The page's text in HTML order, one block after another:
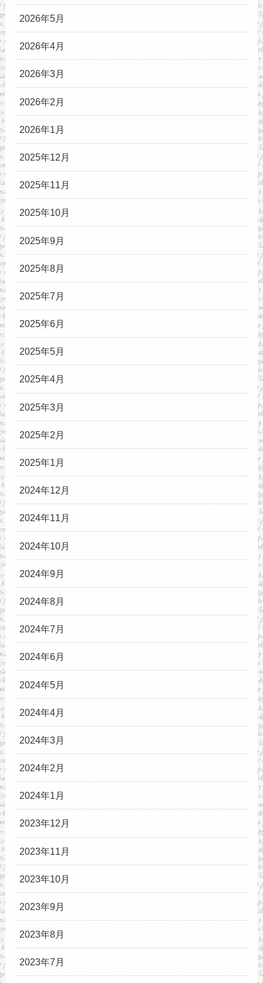
2026年5月
2026年4月
2026年3月
2026年2月
2026年1月
2025年12月
2025年11月
2025年10月
2025年9月
2025年8月
2025年7月
2025年6月
2025年5月
2025年4月
2025年3月
2025年2月
2025年1月
2024年12月
2024年11月
2024年10月
2024年9月
2024年8月
2024年7月
2024年6月
2024年5月
2024年4月
2024年3月
2024年2月
2024年1月
2023年12月
2023年11月
2023年10月
2023年9月
2023年8月
2023年7月